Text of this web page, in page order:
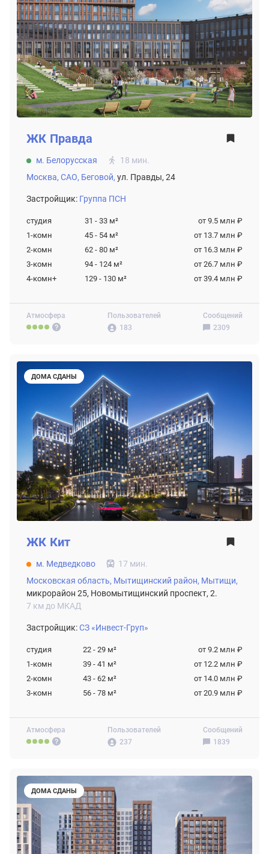
Атмосфера
Пользователей
183
Сообщений
2309
ЖК Правда
м. Белорусская
18 мин.
Москва, САО, Беговой, ул. Правды, 24
Застройщик: Группа ПСН
студия 31 - 33 м²
от 9.5 млн ₽
1-комн
45 - 54 м²
от 13.7 млн ₽
2-комн
62 - 80 м²
от 16.3 млн ₽
3-комн
94 - 124 м²
от 26.7 млн ₽
4-комн+
129 - 130 м² от 39.4 млн ₽
ДОМА СДАНЫ
Атмосфера
Пользователей
237
Сообщений
1839
ЖК Кит
м. Медведково
17 мин.
Московская область, Мытищинский район, Мытищи,
микрорайон 25, Новомытищинский проспект, 2.
7 км до МКАД
Застройщик:СЗ «Инвест-Груп»
студия 22 - 29 м²
от 9.2 млн ₽
1-комн
39 - 41 м²
от 12.2 млн ₽
2-комн
43 - 62 м²
от 14.0 млн ₽
3-комн
56 - 78 м² от 20.9 млн ₽
ДОМА СДАНЫ